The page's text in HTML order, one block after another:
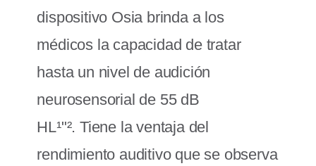
dispositivo Osia brinda a los
médicos la capacidad de tratar
hasta un nivel de audición
neurosensorial de 55 dB
HL¹"². Tiene la ventaja del
rendimiento auditivo que se observa